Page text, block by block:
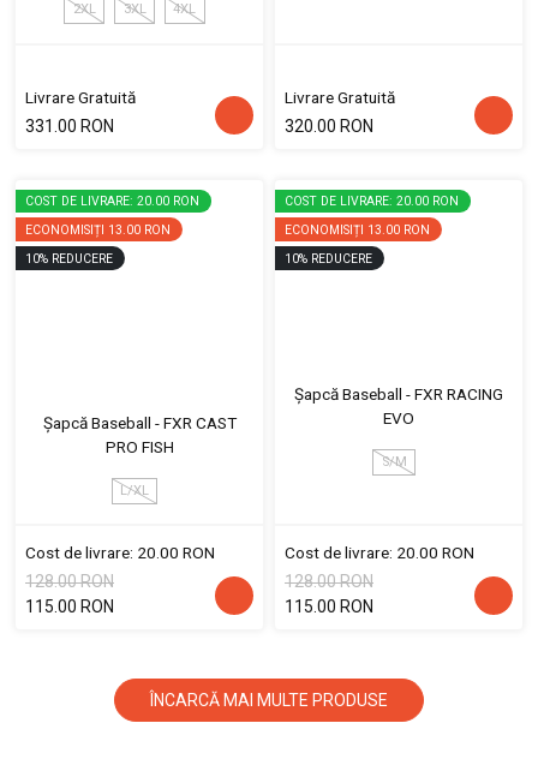
2XL 3XL 4XL
Livrare Gratuită
331.00 RON
Livrare Gratuită
320.00 RON
COST DE LIVRARE: 20.00 RON
ECONOMISIȚI 13.00 RON
10% REDUCERE
Șapcă Baseball - FXR CAST
PRO FISH
L/XL
Cost de livrare: 20.00 RON
128.00 RON
115.00 RON
COST DE LIVRARE: 20.00 RON
ECONOMISIȚI 13.00 RON
10% REDUCERE
Șapcă Baseball - FXR RACING
EVO
S/M
Cost de livrare: 20.00 RON
128.00 RON
115.00 RON
ÎNCARCĂ MAI MULTE PRODUSE